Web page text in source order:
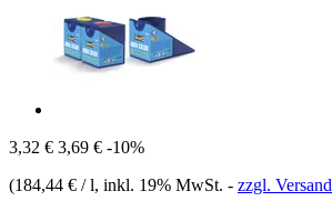
3,32 € 3,69 € -10%
(184,44 € / l, inkl. 19% MwSt. - zzgl. Versand